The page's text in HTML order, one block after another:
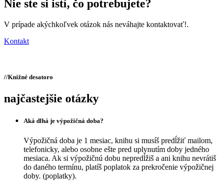
Nie ste si istí, čo potrebujete?
V prípade akýchkoľvek otázok nás neváhajte kontaktovať!.
Kontakt
//Knižné desatoro
najčastejšie otázky
Aká dlhá je výpožičná doba?
Výpožičná doba je 1 mesiac, knihu si musíš predĺžiť mailom,
telefonicky, alebo osobne ešte pred uplynutím doby jedného
mesiaca. Ak si výpožičnú dobu nepredĺžiš a ani knihu nevrátiš
do daného termínu, platíš poplatok za prekročenie výpožičnej
doby. (poplatky).